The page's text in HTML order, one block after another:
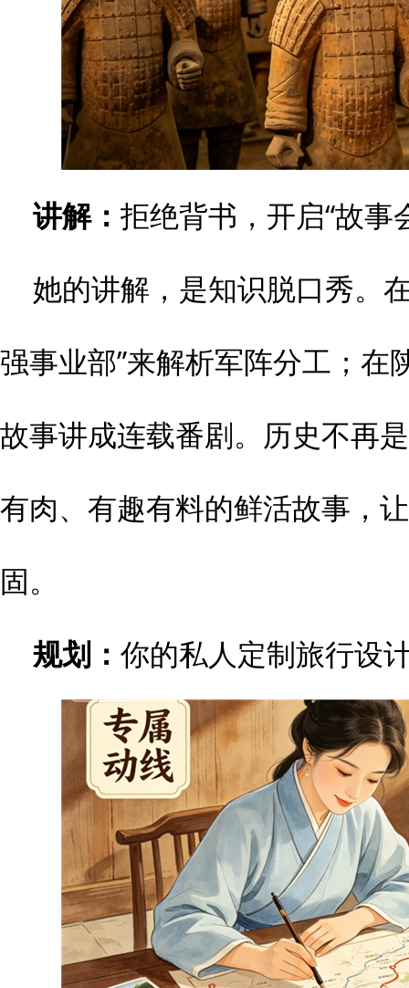
讲解： 拒绝背书，开启“故事
她的讲解，是知识脱口秀。
强事业部”来解析军阵分工；在
故事讲成连载番剧。历史不再
有肉、有趣有料的鲜活故事，
固。
规划： 你的私人定制旅行设